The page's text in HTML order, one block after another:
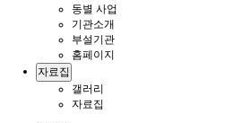
동별 사업
기관소개
부설기관
홈페이지
자료집
갤러리
자료집